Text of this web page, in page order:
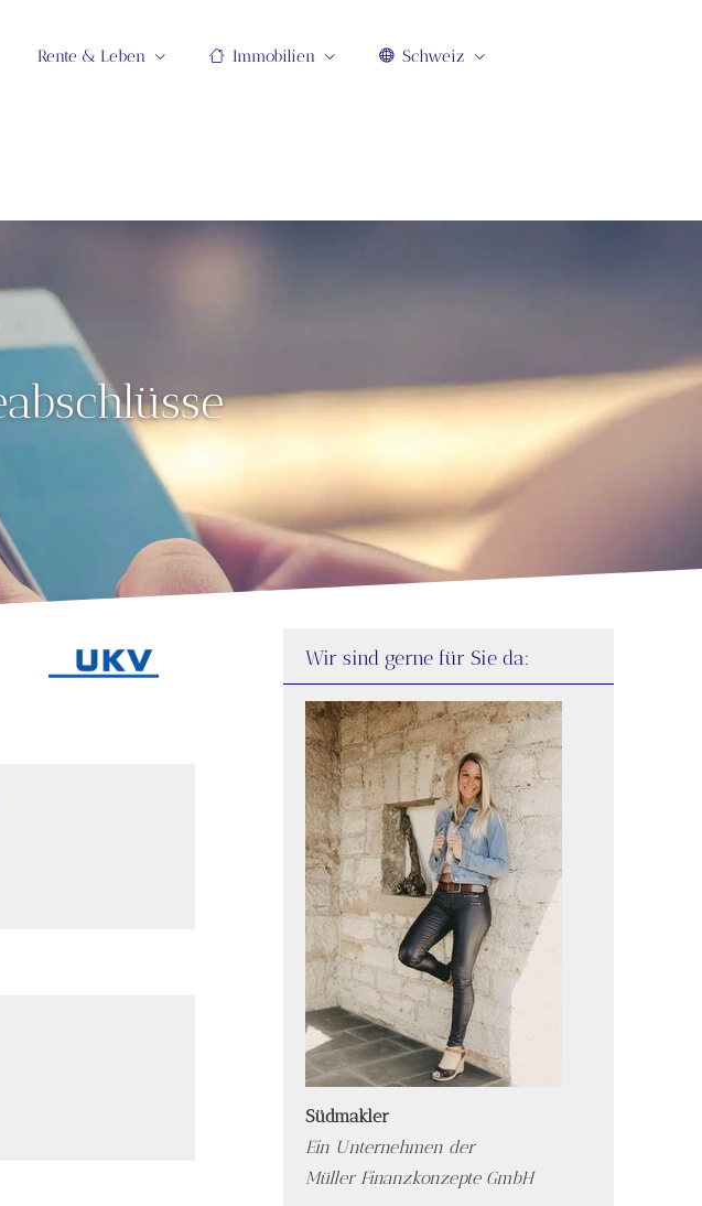
Rente & Leben Immobilien Schweiz
Wir sind gerne für Sie da:
Südmakler
Ein Unternehmen der
Müller Finanzkonzepte GmbH